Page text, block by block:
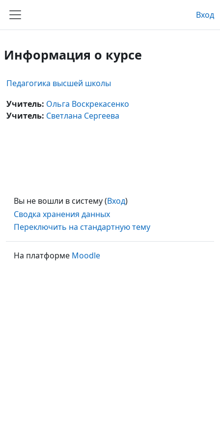
Боковая панель
Вход
Информация о курсе
Педагогика высшей школы
Учитель: Ольга Воскрекасенко
Учитель: Светлана Сергеева
Вы не вошли в систему (Вход)
Сводка хранения данных
Переключить на стандартную тему
На платформе Moodle